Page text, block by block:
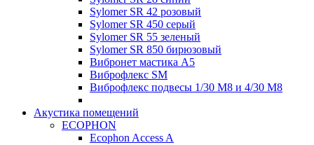
Sylomer SR 42 розовый
Sylomer SR 450 серый
Sylomer SR 55 зеленый
Sylomer SR 850 бирюзовый
Вибронет мастика А5
Виброфлекс SM
Виброфлекс подвесы 1/30 М8 и 4/30 М8
Акустика помещений
ECOPHON
Ecophon Access A